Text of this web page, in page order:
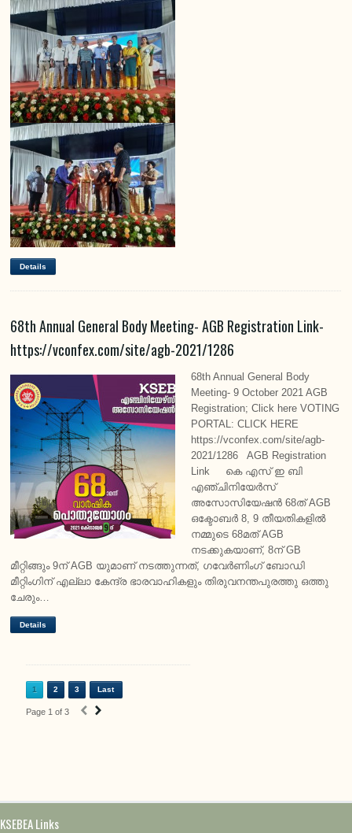
Details
68th Annual General Body Meeting- AGB Registration Link-
https://vconfex.com/site/agb-2021/1286
68th Annual General Body
Meeting- 9 October 2021 AGB
Registration; Click here VOTING
PORTAL: CLICK HERE
https://vconfex.com/site/agb-
2021/1286 AGB Registration
Link കെ എസ് ഇ ബി
എഞ്ചിനിയേർസ്
അസോസിയേഷൻ 68ത് AGB
ഒക്ടോബർ 8, 9 തീയതികളിൽ
നമ്മുടെ 68മത് AGB
നടക്കുകയാണ്, 8ന് GB
മീറ്റിങ്ങും 9ന് AGB യുമാണ് നടത്തുന്നത്, ഗവേർണിംഗ് ബോഡി
മീറ്റിംഗിന് എല്ലാ കേന്ദ്ര ഭാരവാഹികളും തിരുവനന്തപുരത്തു ഒത്തു
ചേരും…
Details
1 2 3 Last
Page 1 of 3 ‹ ›
KSEBEA Links